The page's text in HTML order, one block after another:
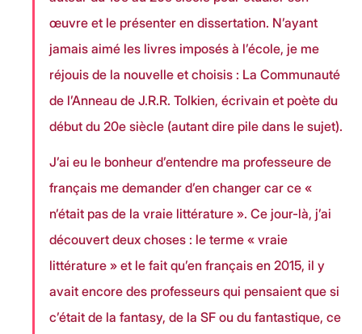
œuvre et le présenter en dissertation. N’ayant
jamais aimé les livres imposés à l’école, je me
réjouis de la nouvelle et choisis : La Communauté
de l’Anneau de J.R.R. Tolkien, écrivain et poète du
début du 20e siècle (autant dire pile dans le sujet).
J’ai eu le bonheur d’entendre ma professeure de
français me demander d’en changer car ce «
n’était pas de la vraie littérature ». Ce jour-là, j’ai
découvert deux choses : le terme « vraie
littérature » et le fait qu’en français en 2015, il y
avait encore des professeurs qui pensaient que si
c’était de la fantasy, de la SF ou du fantastique, ce